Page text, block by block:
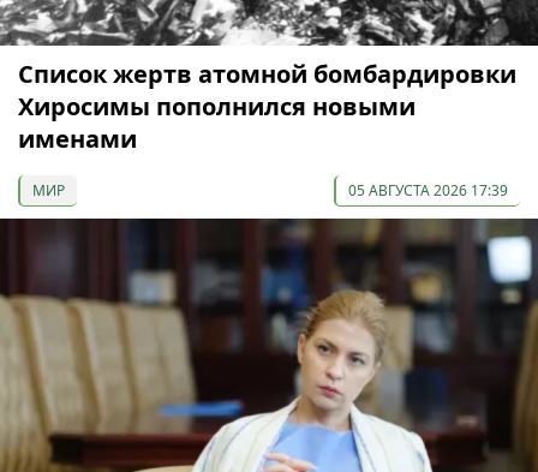
Список жертв атомной бомбардировки
Хиросимы пополнился новыми
именами
МИР 05 АВГУСТА 2026 17:39